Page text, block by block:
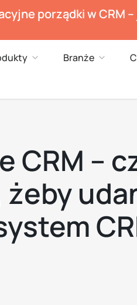
porządki w CRM
Open Produkty
Branże Open
CRM –